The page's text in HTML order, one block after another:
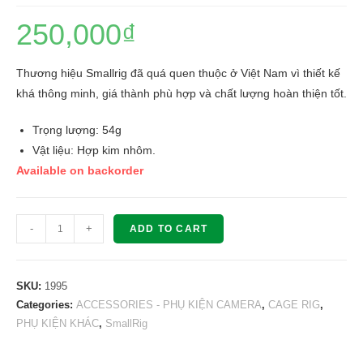
250,000₫
Thương hiệu Smallrig đã quá quen thuộc ở Việt Nam vì thiết kế
khá thông minh, giá thành phù hợp và chất lượng hoàn thiện tốt.
Trọng lượng: 54g
Vật liệu: Hợp kim nhôm.
Available on backorder
SMALLRIG
15mm
Clamp
1995
quantity
- + ADD TO CART
SKU: 1995
Categories: ACCESSORIES - PHỤ KIỆN CAMERA, CAGE RIG,
PHỤ KIỆN KHÁC, SmallRig